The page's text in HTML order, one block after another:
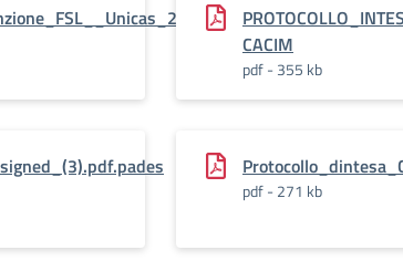
CACIM
pdf - 355 kb
pdf - 271 kb